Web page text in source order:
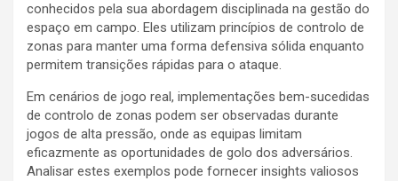
conhecidos pela sua abordagem disciplinada na gestão do
espaço em campo. Eles utilizam princípios de controlo de
zonas para manter uma forma defensiva sólida enquanto
permitem transições rápidas para o ataque.
Em cenários de jogo real, implementações bem-sucedidas
de controlo de zonas podem ser observadas durante
jogos de alta pressão, onde as equipas limitam
eficazmente as oportunidades de golo dos adversários.
Analisar estes exemplos pode fornecer insights valiosos